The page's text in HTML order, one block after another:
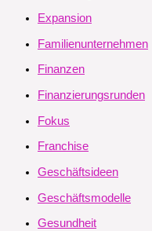
Expansion
Familienunternehmen
Finanzen
Finanzierungsrunden
Fokus
Franchise
Geschäftsideen
Geschäftsmodelle
Gesundheit